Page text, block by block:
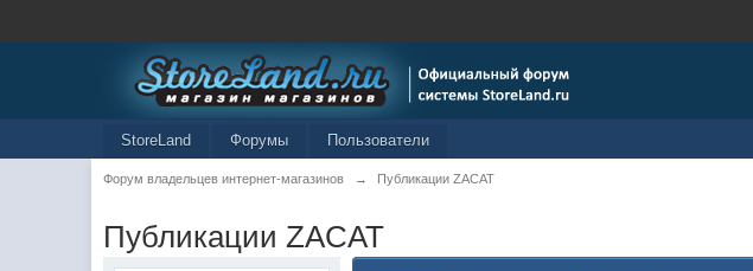
StoreLand Форумы Пользователи
Форум владельцев интернет-магазинов → Публикации ZACAT
Публикации ZACAT